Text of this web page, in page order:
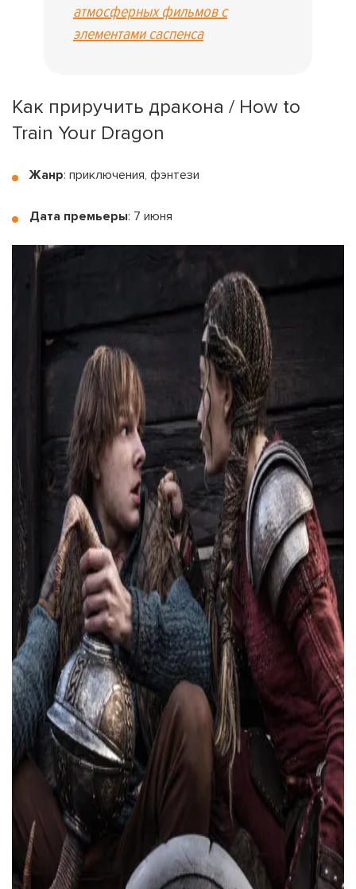
атмосферных фильмов с
элементами саспенса
Как приручить дракона / How to
Train Your Dragon
Жанр: приключения, фэнтези
Дата премьеры: 7 июня